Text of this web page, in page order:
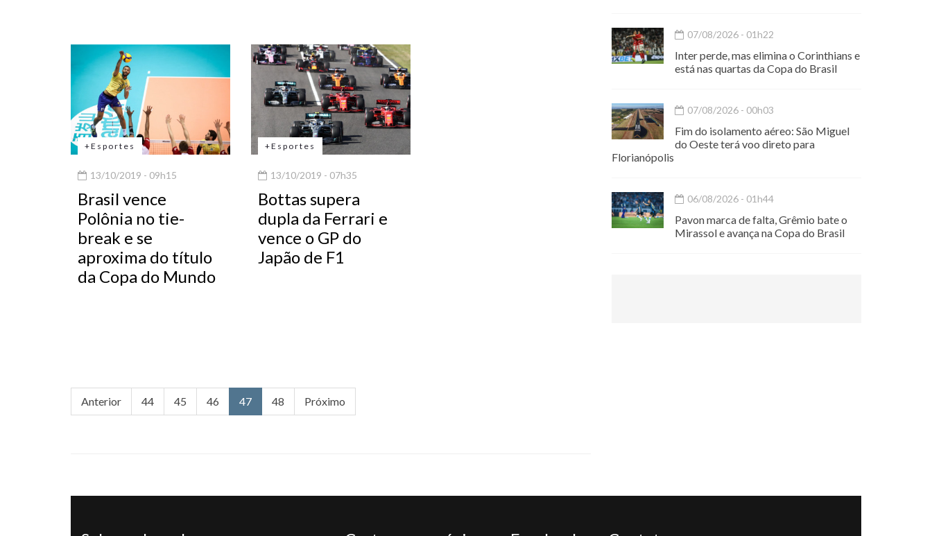
+Esportes
13/10/2019 - 09h15
Brasil vence
Polônia no tie-
break e se
aproxima do título
da Copa do Mundo
+Esportes
13/10/2019 - 07h35
Bottas supera
dupla da Ferrari e
vence o GP do
Japão de F1
Anterior 44 45 46 47 48 Próximo
07/08/2026 - 01h22
Inter perde, mas elimina o Corinthians e
está nas quartas da Copa do Brasil
07/08/2026 - 00h03
Fim do isolamento aéreo: São Miguel
do Oeste terá voo direto para
Florianópolis
06/08/2026 - 01h44
Pavon marca de falta, Grêmio bate o
Mirassol e avança na Copa do Brasil